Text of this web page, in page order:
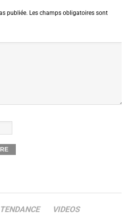
publiée. Les champs obligatoires sont
TENDANCE VIDEOS